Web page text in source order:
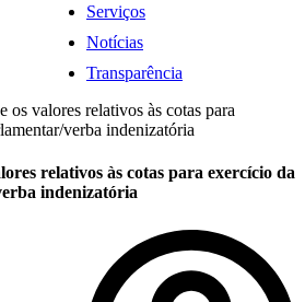
Serviços
Notícias
Transparência
os valores relativos às cotas para
verba indenizatória
relativos às cotas para exercício da
indenizatória